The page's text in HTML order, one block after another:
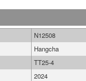
N12508
Hangcha
TT25-4
2024